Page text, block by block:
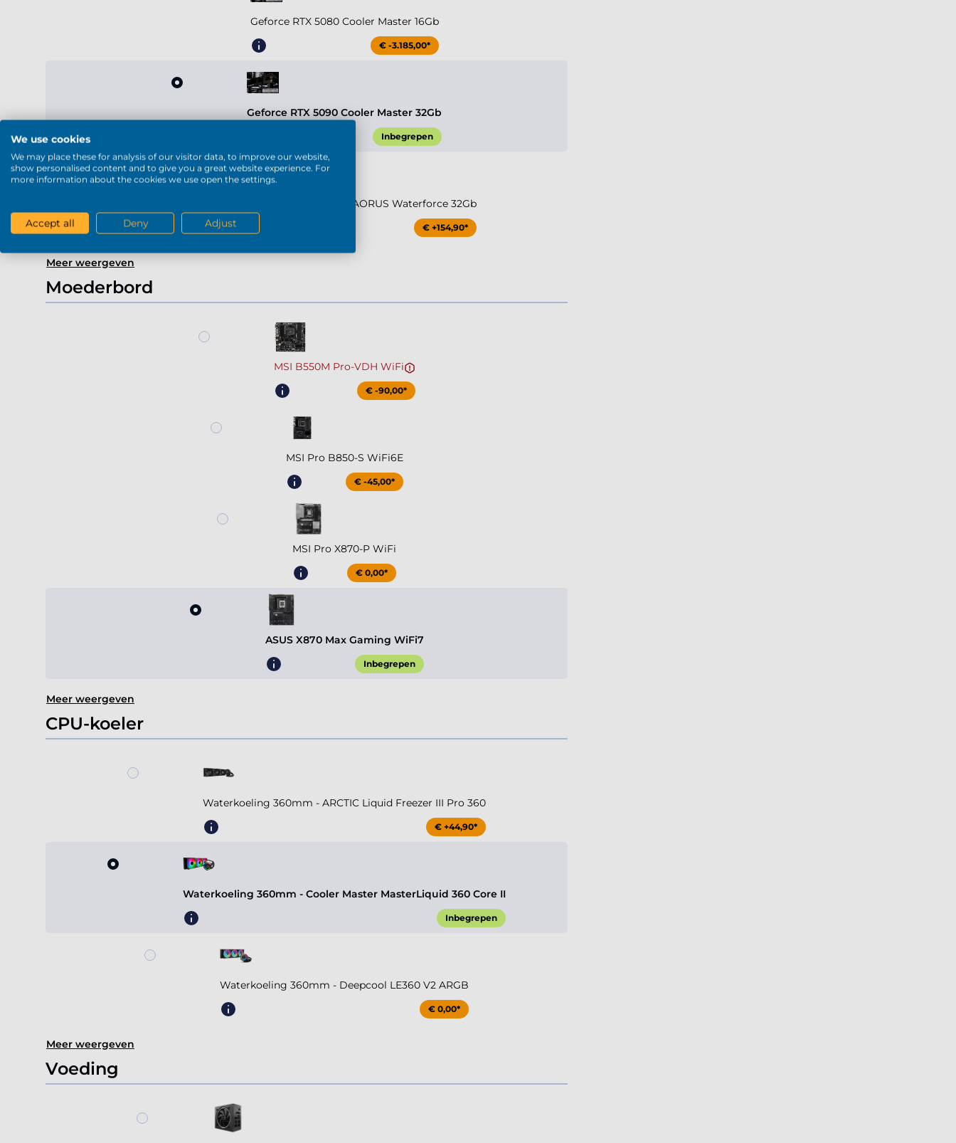
Geforce RTX 5080 Cooler Master 16Gb
€ -3.185,00*
Geforce RTX 5090 Cooler Master 32Gb
Inbegrepen
Geforce RTX 5090 Gigabyte AORUS Waterforce 32Gb
€ +154,90*
Meer weergeven
Moederbord
MSI B550M Pro-VDH WiFi
€ -90,00*
MSI Pro B850-S WiFi6E
€ -45,00*
MSI Pro X870-P WiFi
€ 0,00*
ASUS X870 Max Gaming WiFi7
Inbegrepen
Meer weergeven
CPU-koeler
Waterkoeling 360mm - ARCTIC Liquid Freezer III Pro 360
€ +44,90*
Waterkoeling 360mm - Cooler Master MasterLiquid 360 Core II
Inbegrepen
Waterkoeling 360mm - Deepcool LE360 V2 ARGB
€ 0,00*
Meer weergeven
Voeding
We use cookies
We may place these for analysis of our visitor data, to improve our website,
show personalised content and to give you a great website experience. For
more information about the cookies we use open the settings.
Accept all Deny Adjust